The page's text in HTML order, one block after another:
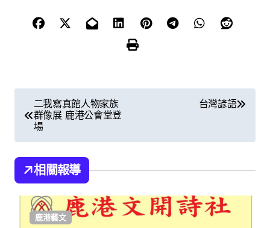
章
導
覽
二我寫真館人物家族
群像展 鹿港公會堂登
場
台灣諺語
相關報導
鹿港藝文